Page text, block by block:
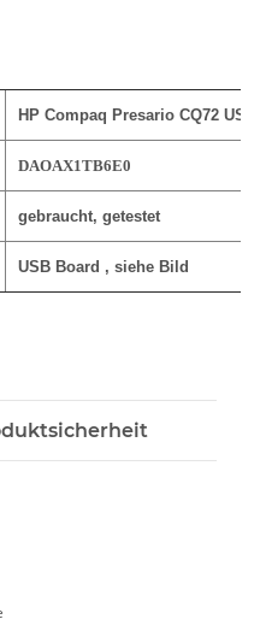
HP Compaq Presario CQ72
DAOAX1TB6E0
gebraucht, getestet
USB Board , siehe Bild